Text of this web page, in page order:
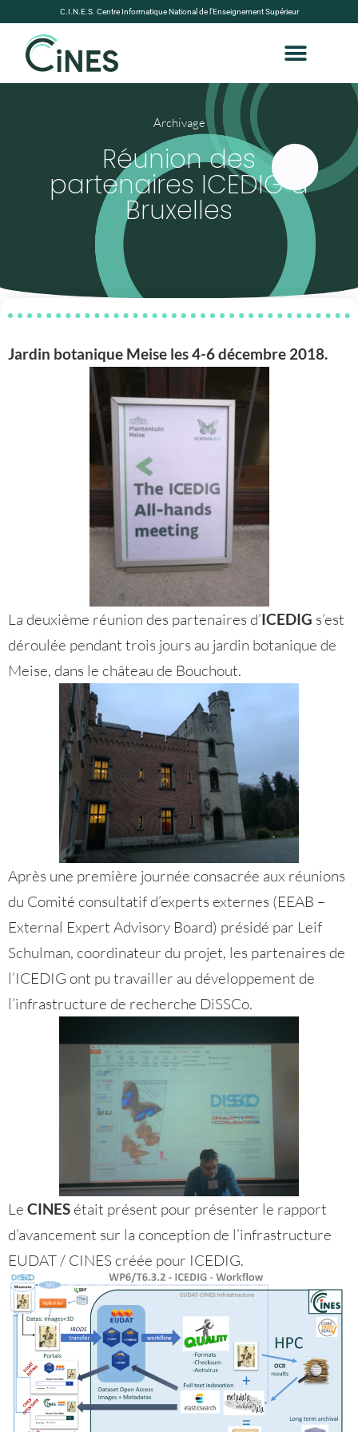
C.I.N.E.S. Centre Informatique National de l’Enseignement Supérieur
Archivage
Réunion des
partenaires ICEDIG à
Bruxelles
Jardin botanique Meise les 4-6 décembre 2018.
La deuxième réunion des partenaires d’ICEDIG s’est
déroulée pendant trois jours au jardin botanique de
Meise, dans le château de Bouchout.
Après une première journée consacrée aux réunions
du Comité consultatif d’experts externes (EEAB –
External Expert Advisory Board) présidé par Leif
Schulman, coordinateur du projet, les partenaires de
l’ICEDIG ont pu travailler au développement de
l’infrastructure de recherche DiSSCo.
Le CINESétait présent pour présenter le rapport
d’avancement sur la conception de l’infrastructure
EUDAT / CINES créée pour ICEDIG.